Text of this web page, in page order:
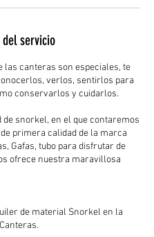
del servicio
las canteras son especiales, te
verlos, sentirlos para
conservarlos y cuidarlos.
de snorkel, en el que contaremos
primera calidad de la marca
Gafas, tubo para disfrutar de
ofrece nuestra maravillosa
de material Snorkel en la